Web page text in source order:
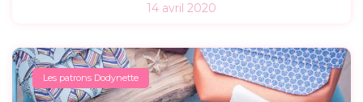
14 avril 2020
Les patrons Dodynette